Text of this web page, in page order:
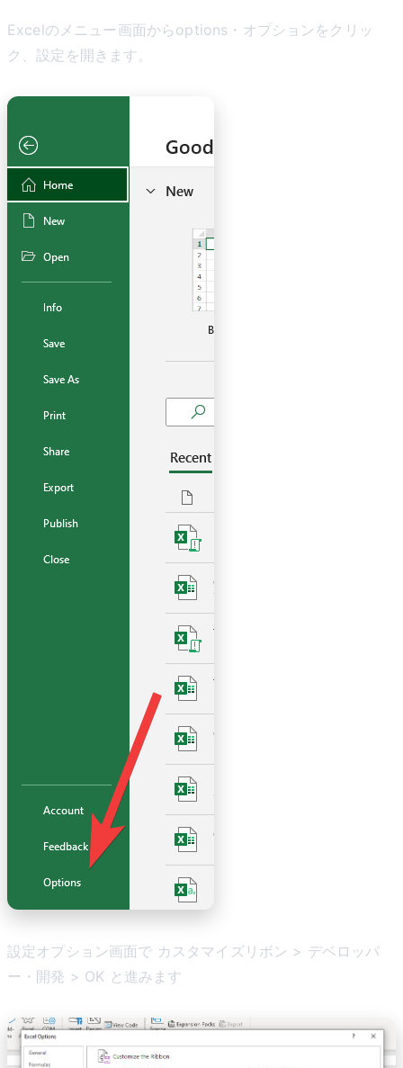
Excelのメニュー画面からoptions・オプションをクリッ
ク、設定を開きます。
設定オプション画面で カスタマイズリボン > デベロッパ
ー・開発 > OK と進みます